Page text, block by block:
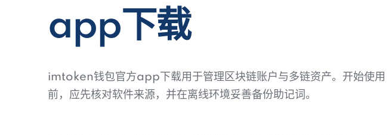
app下载
imtoken钱包官方app下载用于管理区块链账户与多链资产。开始使用
前，应先核对软件来源，并在离线环境妥善备份助记词。